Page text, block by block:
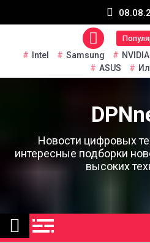
Intel Samsung NVIDIA
ASUS
Новости цифровых
интересные подборки
высоких